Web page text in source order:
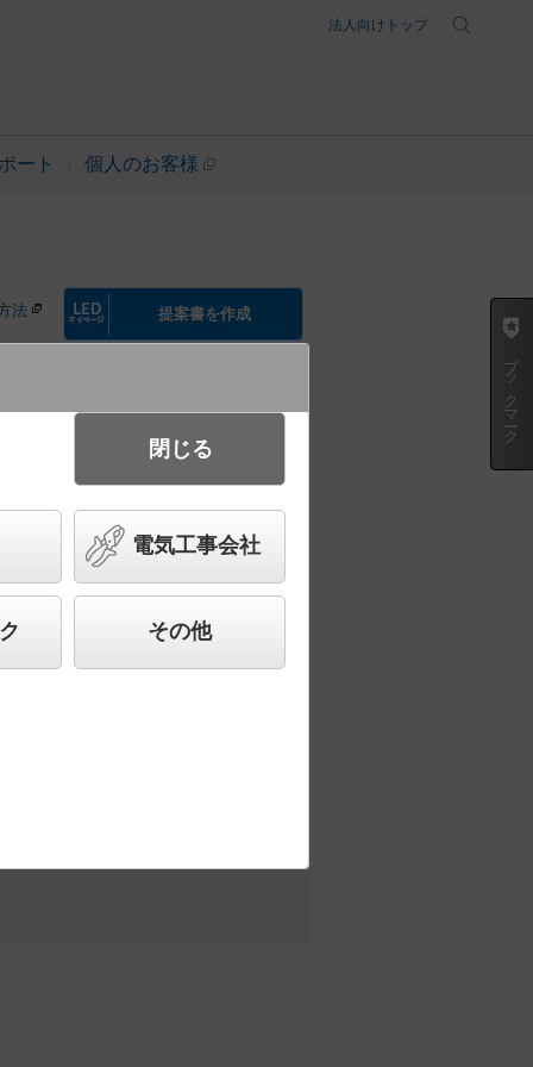
法人向けトップ
ート 個人のお客様
法 提案書を作成
光色・ビーム角29度 防雨型
プ／パネル付型
わせ、快適で先進的な照明環境をご提
ブックマーク
電気工事会社
その他
閉じる